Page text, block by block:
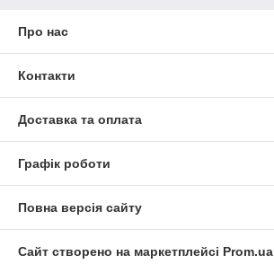
Про нас
Контакти
Доставка та оплата
Графік роботи
Повна версія сайту
Сайт створено на маркетплейсі Prom.ua